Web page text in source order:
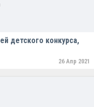
детского конкурса,
26 Апр 2021